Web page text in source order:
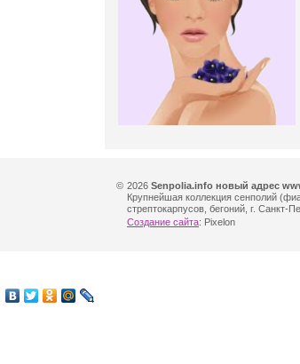
© 2026 Senpolia.info новый адрес
Крупнейшая коллекция сенполий
стрептокарпусов, бегоний, г. Санкт-
Создание сайта: Pixelon